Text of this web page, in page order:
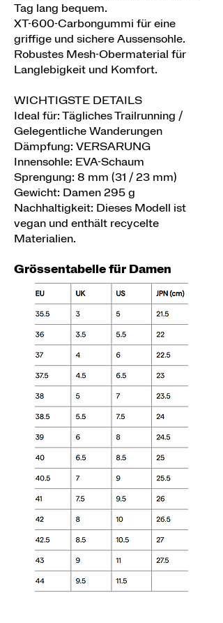
Tag lang bequem.
XT-600-Carbongummi für eine
griffige und sichere Aussensohle.
Robustes Mesh-Obermaterial für
Langlebigkeit und Komfort.
WICHTIGSTE DETAILS
Ideal für: Tägliches Trailrunning /
Gelegentliche Wanderungen
Dämpfung: VERSARUNG
Innensohle: EVA-Schaum
Sprengung: 8 mm (31 / 23 mm)
Gewicht: Damen 295 g
Nachhaltigkeit: Dieses Modell ist
vegan und enthält recycelte
Materialien.
Grössentabelle für Damen